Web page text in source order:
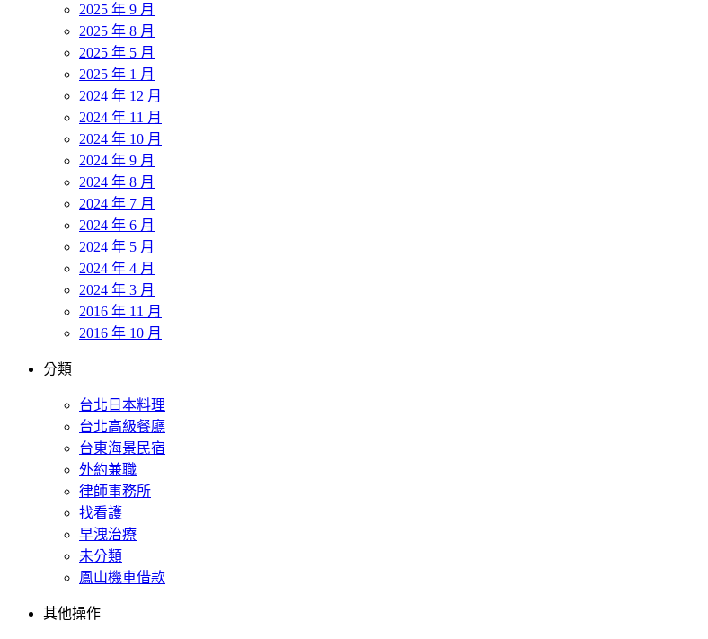
2025 年 9 月
2025 年 8 月
2025 年 5 月
2025 年 1 月
2024 年 12 月
2024 年 11 月
2024 年 10 月
2024 年 9 月
2024 年 8 月
2024 年 7 月
2024 年 6 月
2024 年 5 月
2024 年 4 月
2024 年 3 月
2016 年 11 月
2016 年 10 月
分類
台北日本料理
台北高級餐廳
台東海景民宿
外約兼職
律師事務所
找看護
早洩治療
未分類
鳳山機車借款
其他操作